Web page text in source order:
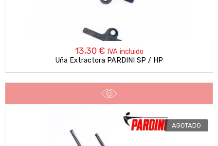
13,30 € IVA incluido
Uña Extractora PARDINI SP / HP
AGOTADO